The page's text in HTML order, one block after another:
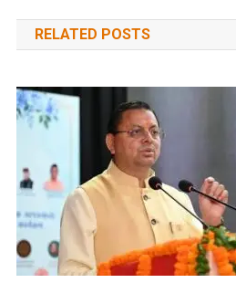
navigation
RELATED POSTS